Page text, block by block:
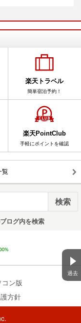
過去
楽天トラベル
簡単宿泊予約！
楽天PointClub
手軽にポイントを確認
覧
ログ内を検索
ン版
方針